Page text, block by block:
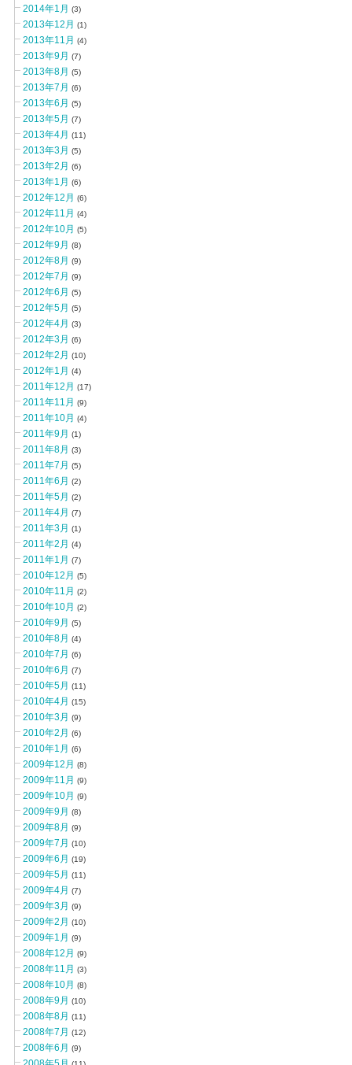
2014年1月 (3)
2013年12月 (1)
2013年11月 (4)
2013年9月 (7)
2013年8月 (5)
2013年7月 (6)
2013年6月 (5)
2013年5月 (7)
2013年4月 (11)
2013年3月 (5)
2013年2月 (6)
2013年1月 (6)
2012年12月 (6)
2012年11月 (4)
2012年10月 (5)
2012年9月 (8)
2012年8月 (9)
2012年7月 (9)
2012年6月 (5)
2012年5月 (5)
2012年4月 (3)
2012年3月 (6)
2012年2月 (10)
2012年1月 (4)
2011年12月 (17)
2011年11月 (9)
2011年10月 (4)
2011年9月 (1)
2011年8月 (3)
2011年7月 (5)
2011年6月 (2)
2011年5月 (2)
2011年4月 (7)
2011年3月 (1)
2011年2月 (4)
2011年1月 (7)
2010年12月 (5)
2010年11月 (2)
2010年10月 (2)
2010年9月 (5)
2010年8月 (4)
2010年7月 (6)
2010年6月 (7)
2010年5月 (11)
2010年4月 (15)
2010年3月 (9)
2010年2月 (6)
2010年1月 (6)
2009年12月 (8)
2009年11月 (9)
2009年10月 (9)
2009年9月 (8)
2009年8月 (9)
2009年7月 (10)
2009年6月 (19)
2009年5月 (11)
2009年4月 (7)
2009年3月 (9)
2009年2月 (10)
2009年1月 (9)
2008年12月 (9)
2008年11月 (3)
2008年10月 (8)
2008年9月 (10)
2008年8月 (11)
2008年7月 (12)
2008年6月 (9)